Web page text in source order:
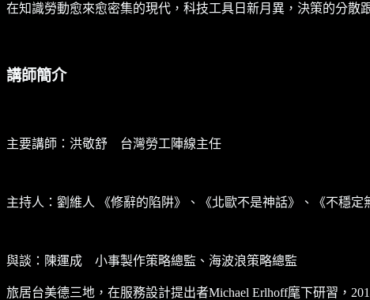
在知識勞動愈來愈密集的現代，科技工具日新月異，決策的分散
講師簡介
主要講師：洪敬舒 台灣勞工陣線主任
主持人：劉維人 《修辭的陷阱》、《北歐不是神話》、《不穩定
與談：陳運成 小事製作策略總監、海波浪策略總監
旅居台美德三地，在服務設計提出者Michael Erlhoff麾下研習，